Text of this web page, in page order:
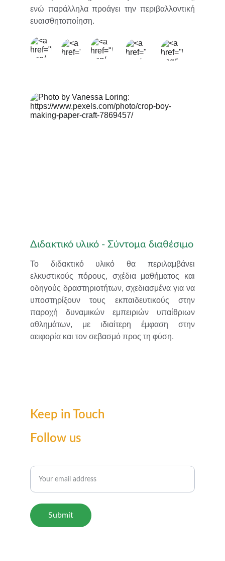
ενώ παράλληλα προάγει την περιβαλλοντική
ευαισθητοποίηση.
Το διδακτικό υλικό θα περιλαμβάνει
ελκυστικούς πόρους, σχέδια μαθήματος και
οδηγούς δραστηριοτήτων, σχεδιασμένα για να
υποστηρίξουν τους εκπαιδευτικούς στην
παροχή δυναμικών εμπειριών υπαίθριων
αθλημάτων, με ιδιαίτερη έμφαση στην
αειφορία και τον σεβασμό προς τη φύση.
Διδακτικό υλικό - Σύντομα διαθέσιμο
Submit
Keep in Touch
Follow us